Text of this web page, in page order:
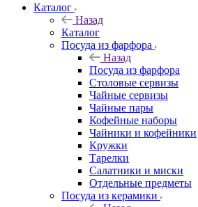
Каталог
Назад
Каталог
Посуда из фарфора
Назад
Посуда из фарфора
Столовые сервизы
Чайные сервизы
Чайные пары
Кофейные наборы
Чайники и кофейники
Кружки
Тарелки
Салатники и миски
Отдельные предметы
Посуда из керамики